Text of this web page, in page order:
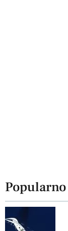
Popularno